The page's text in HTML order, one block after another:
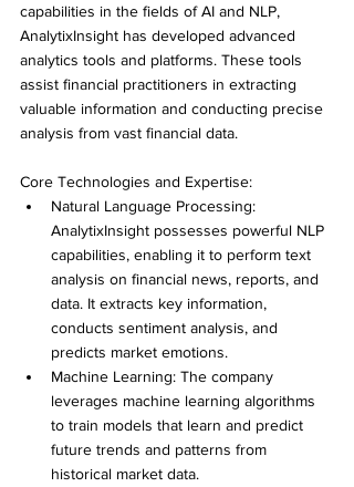
capabilities in the fields of AI and NLP,
AnalytixInsight has developed advanced
analytics tools and platforms. These tools
assist financial practitioners in extracting
valuable information and conducting precise
analysis from vast financial data.
Core Technologies and Expertise:
Natural Language Processing:
AnalytixInsight possesses powerful NLP
capabilities, enabling it to perform text
analysis on financial news, reports, and
data. It extracts key information,
conducts sentiment analysis, and
predicts market emotions.
Machine Learning: The company
leverages machine learning algorithms
to train models that learn and predict
future trends and patterns from
historical market data.